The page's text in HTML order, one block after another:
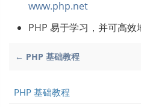
www.php.net
PHP 易于学习，并可高
← PHP 基础教程
PHP 基础教程